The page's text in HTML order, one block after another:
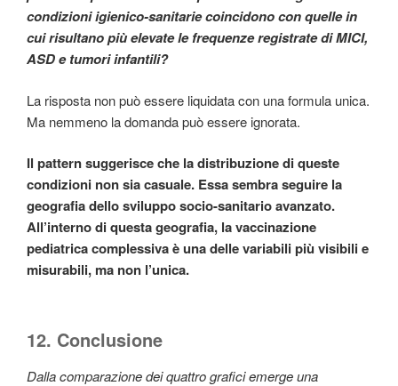
condizioni igienico-sanitarie coincidono con quelle in
cui risultano più elevate le frequenze registrate di MICI,
ASD e tumori infantili?
La risposta non può essere liquidata con una formula unica.
Ma nemmeno la domanda può essere ignorata.
Il pattern suggerisce che la distribuzione di queste
condizioni non sia casuale. Essa sembra seguire la
geografia dello sviluppo socio-sanitario avanzato.
All’interno di questa geografia, la vaccinazione
pediatrica complessiva è una delle variabili più visibili e
misurabili, ma non l’unica.
12. Conclusione
Dalla comparazione dei quattro grafici emerge una